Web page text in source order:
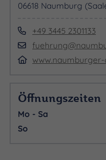
06618 Naumburg
+49 3445 2301133
www.naumburger-
Öffnungszeiten
Mo - Sa
So